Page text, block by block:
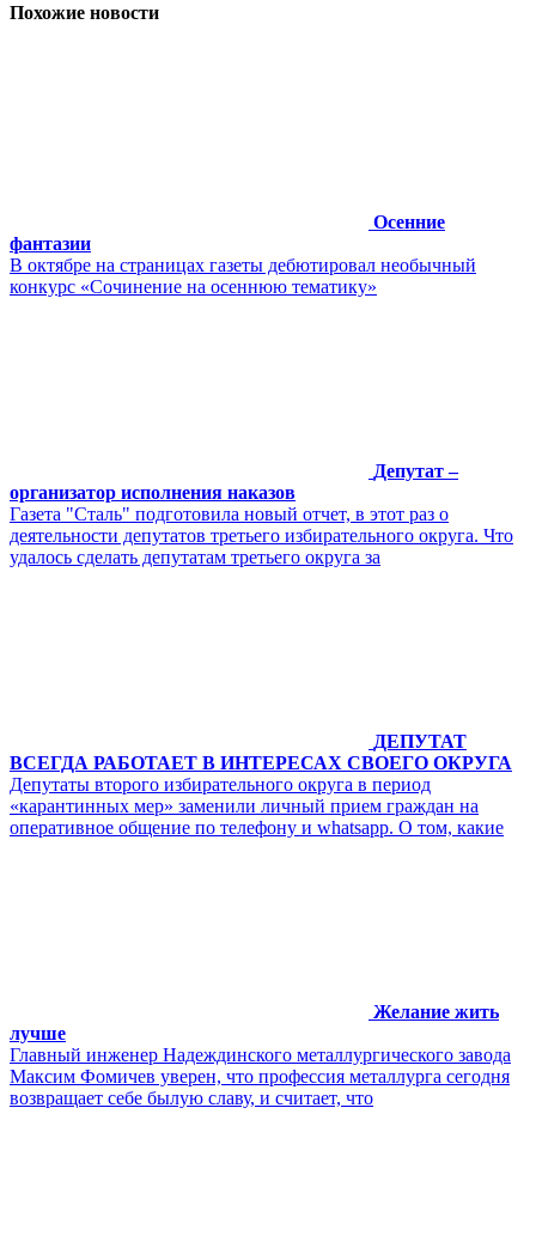
Похожие новости
Осенние
фантазии
В октябре на страницах газеты дебютировал необычный
конкурс «Сочинение на осеннюю тематику»
Депутат –
организатор исполнения наказов
Газета "Сталь" подготовила новый отчет, в этот раз о
деятельности депутатов третьего избирательного округа. Что
удалось сделать депутатам третьего округа за
ДЕПУТАТ
ВСЕГДА РАБОТАЕТ В ИНТЕРЕСАХ СВОЕГО ОКРУГА
Депутаты второго избирательного округа в период
«карантинных мер» заменили личный прием граждан на
оперативное общение по телефону и whatsapp. О том, какие
Желание жить
лучше
Главный инженер Надеждинского металлургического завода
Максим Фомичев уверен, что профессия металлурга сегодня
возвращает себе былую славу, и считает, что